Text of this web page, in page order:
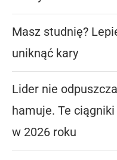
Masz studnię?
uniknąć kary
Lider nie
hamuje. Te
w 2026 roku